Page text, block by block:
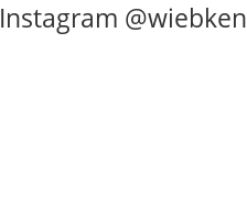
Instagram @wiebken